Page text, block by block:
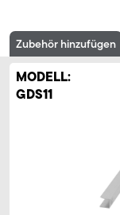
Zubehör hinzufügen
MODELL:
GDS11